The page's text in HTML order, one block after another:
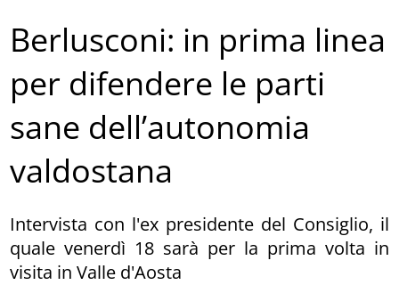
Berlusconi: in prima linea
per difendere le parti
sane dell’autonomia
valdostana
Intervista con l'ex presidente del Consiglio, il
quale venerdì 18 sarà per la prima volta in
visita in Valle d'Aosta